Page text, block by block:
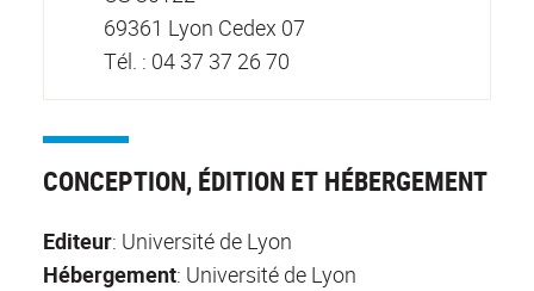
69361 Lyon Cedex 07
Tél. : 04 37 37 26 70
CONCEPTION, ÉDITION ET HÉBERGEMENT
Editeur: Université de Lyon
Hébergement: Université de Lyon